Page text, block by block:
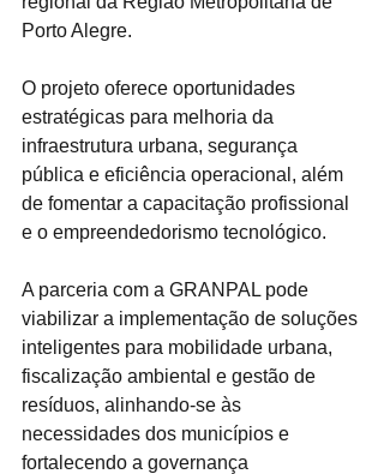
Porto Alegre.
O projeto oferece oportunidades
estratégicas para melhoria da
infraestrutura urbana, segurança
pública e eficiência operacional, além
de fomentar a capacitação profissional
e o empreendedorismo tecnológico.
A parceria com a GRANPAL pode
viabilizar a implementação de soluções
inteligentes para mobilidade urbana,
fiscalização ambiental e gestão de
resíduos, alinhando-se às
necessidades dos municípios e
fortalecendo a governança